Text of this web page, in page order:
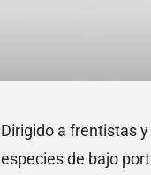
Dirigido a frentistas
especies de bajo